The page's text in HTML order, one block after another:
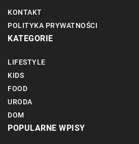
KONTAKT
POLITYKA PRYWATNOŚCI
KATEGORIE
LIFESTYLE
KIDS
FOOD
URODA
DOM
POPULARNE WPISY